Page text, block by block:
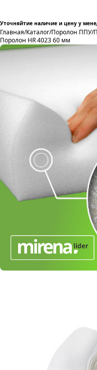
Уточняйтие наличие и цену у
Главная/Каталог/Поролон ППУ/
Поролон HR 4023 60 мм